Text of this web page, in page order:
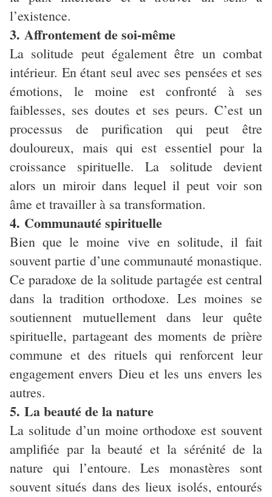
l’existence.
3. Affrontement de soi-même
La solitude peut également être un combat
intérieur. En étant seul avec ses pensées et ses
émotions, le moine est confronté à ses
faiblesses, ses doutes et ses peurs. C’est un
processus de purification qui peut être
douloureux, mais qui est essentiel pour la
croissance spirituelle. La solitude devient
alors un miroir dans lequel il peut voir son
âme et travailler à sa transformation.
4. Communauté spirituelle
Bien que le moine vive en solitude, il fait
souvent partie d’une communauté monastique.
Ce paradoxe de la solitude partagée est central
dans la tradition orthodoxe. Les moines se
soutiennent mutuellement dans leur quête
spirituelle, partageant des moments de prière
commune et des rituels qui renforcent leur
engagement envers Dieu et les uns envers les
autres.
5. La beauté de la nature
La solitude d’un moine orthodoxe est souvent
amplifiée par la beauté et la sérénité de la
nature qui l’entoure. Les monastères sont
souvent situés dans des lieux isolés, entourés